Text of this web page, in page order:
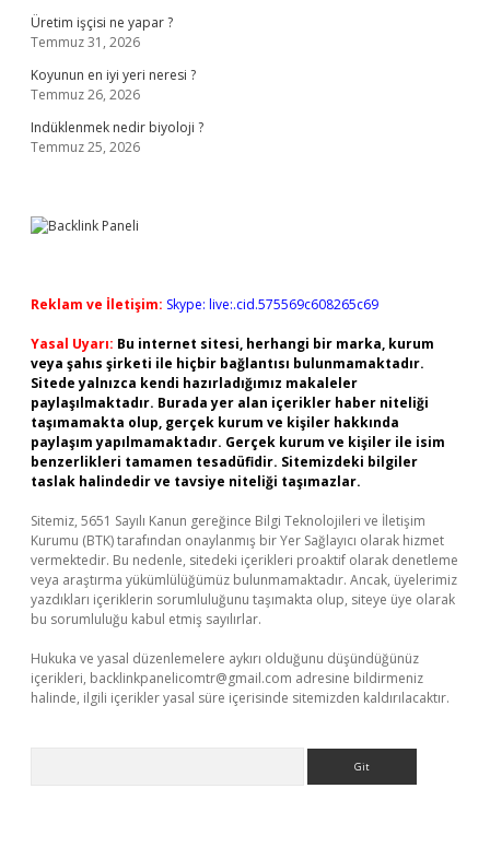
Üretim işçisi ne yapar ?
Temmuz 31, 2026
Koyunun en iyi yeri neresi ?
Temmuz 26, 2026
Indüklenmek nedir biyoloji ?
Temmuz 25, 2026
Reklam ve İletişim: Skype: live:.cid.575569c608265c69
Yasal Uyarı: Bu internet sitesi, herhangi bir marka, kurum
veya şahıs şirketi ile hiçbir bağlantısı bulunmamaktadır.
Sitede yalnızca kendi hazırladığımız makaleler
paylaşılmaktadır. Burada yer alan içerikler haber niteliği
taşımamakta olup, gerçek kurum ve kişiler hakkında
paylaşım yapılmamaktadır. Gerçek kurum ve kişiler ile isim
benzerlikleri tamamen tesadüfidir. Sitemizdeki bilgiler
taslak halindedir ve tavsiye niteliği taşımazlar.
Sitemiz, 5651 Sayılı Kanun gereğince Bilgi Teknolojileri ve İletişim
Kurumu (BTK) tarafından onaylanmış bir Yer Sağlayıcı olarak hizmet
vermektedir. Bu nedenle, sitedeki içerikleri proaktif olarak denetleme
veya araştırma yükümlülüğümüz bulunmamaktadır. Ancak, üyelerimiz
yazdıkları içeriklerin sorumluluğunu taşımakta olup, siteye üye olarak
bu sorumluluğu kabul etmiş sayılırlar.
Hukuka ve yasal düzenlemelere aykırı olduğunu düşündüğünüz
içerikleri, backlinkpanelicomtr@gmail.com adresine bildirmeniz
halinde, ilgili içerikler yasal süre içerisinde sitemizden kaldırılacaktır.